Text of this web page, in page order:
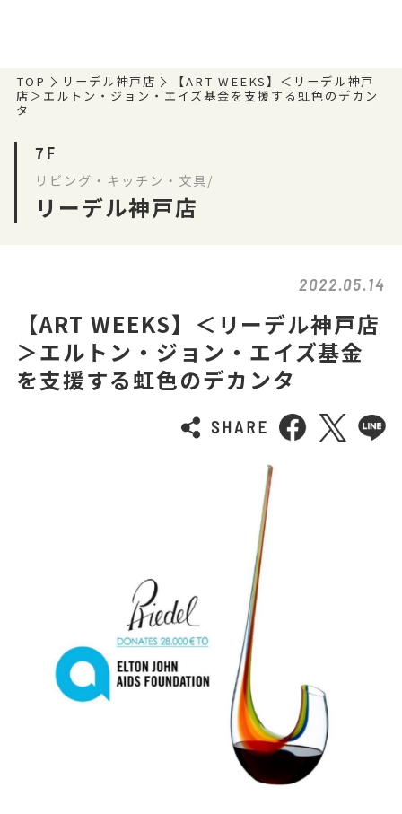
TOP リーデル神戸店
【ART WEEKS】＜リーデル神戸
店＞エルトン・ジョン・エイズ基金を支援する虹色のデカン
タ
7F
リビング・キッチン・文具/
リーデル神戸店
2022.05.14
【ART WEEKS】＜リーデル神戸店
＞エルトン・ジョン・エイズ基金
を支援する虹色のデカンタ